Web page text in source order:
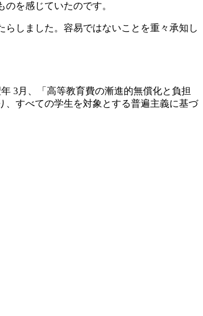
を感じていたのです。
しました。容易ではないことを重々承知し
3月、「高等教育費の漸進的無償化と負担
、すべての学生を対象とする普遍主義に基づ